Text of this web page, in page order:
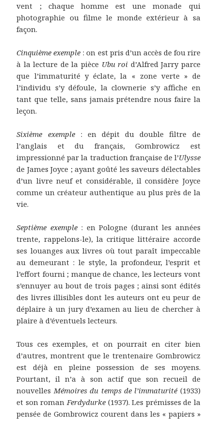
vent ; chaque homme est une monade qui
photographie ou filme le monde extérieur à sa
façon.
Cinquième exemple : on est pris d’un accès de fou rire
à la lecture de la pièce Ubu roi d’Alfred Jarry parce
que l’immaturité y éclate, la « zone verte » de
l’individu s’y défoule, la clownerie s’y affiche en
tant que telle, sans jamais prétendre nous faire la
leçon.
Sixième exemple : en dépit du double filtre de
l’anglais et du français, Gombrowicz est
impressionné par la traduction française de l’Ulysse
de James Joyce ; ayant goûté les saveurs délectables
d’un livre neuf et considérable, il considère Joyce
comme un créateur authentique au plus près de la
vie.
Septième exemple: en Pologne (durant les années
trente, rappelons-le), la critique littéraire accorde
ses louanges aux livres où tout paraît impeccable
au demeurant : le style, la profondeur, l’esprit et
l’effort fourni ; manque de chance, les lecteurs vont
s’ennuyer au bout de trois pages ; ainsi sont édités
des livres illisibles dont les auteurs ont eu peur de
déplaire à un jury d’examen au lieu de chercher à
plaire à d’éventuels lecteurs.
Tous ces exemples, et on pourrait en citer bien
d’autres, montrent que le trentenaire Gombrowicz
est déjà en pleine possession de ses moyens.
Pourtant, il n’a à son actif que son recueil de
nouvellesMémoires du temps de l’immaturité(1933)
et son romanFerdydurke (1937). Les prémisses de la
pensée de Gombrowicz courent dans les « papiers »